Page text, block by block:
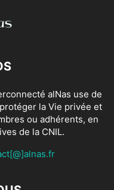
alNas use de
la Vie privée et
ou adhérents, en
de la CNIL.